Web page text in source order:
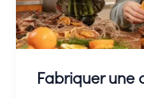
traditions
Fabriquer une